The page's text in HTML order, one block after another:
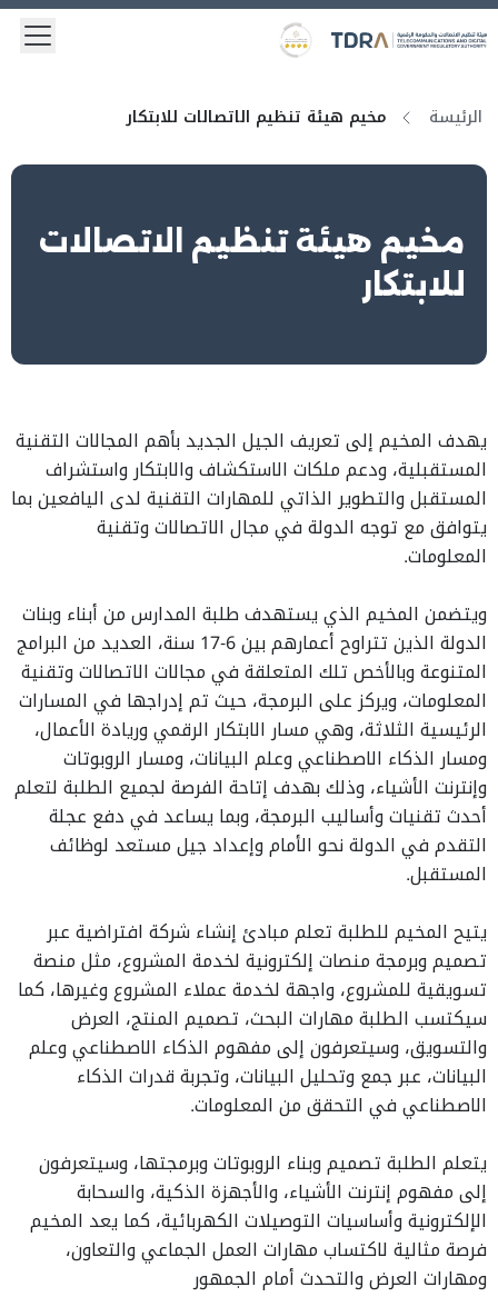
Logo
Gold star Logo
الرئيسة مخيم هيئة تنظيم الاتصالات للابتكار
مخيم هيئة تنظيم الاتصالات
للابتكار
يهدف المخيم إلى تعريف الجيل الجديد بأهم المجالات التقنية
المستقبلية، ودعم ملكات الاستكشاف والابتكار واستشراف
المستقبل والتطوير الذاتي للمهارات التقنية لدى اليافعين بما
يتوافق مع توجه الدولة في مجال الاتصالات وتقنية
المعلومات.
ويتضمن المخيم الذي يستهدف طلبة المدارس من أبناء وبنات
الدولة الذين تتراوح أعمارهم بين 6-17 سنة، العديد من البرامج
المتنوعة وبالأخص تلك المتعلقة في مجالات الاتصالات وتقنية
المعلومات، ويركز على البرمجة، حيث تم إدراجها في المسارات
الرئيسية الثلاثة، وهي مسار الابتكار الرقمي وريادة الأعمال،
ومسار الذكاء الاصطناعي وعلم البيانات، ومسار الروبوتات
وإنترنت الأشياء، وذلك بهدف إتاحة الفرصة لجميع الطلبة لتعلم
أحدث تقنيات وأساليب البرمجة، وبما يساعد في دفع عجلة
التقدم في الدولة نحو الأمام وإعداد جيل مستعد لوظائف
المستقبل.
يتيح المخيم للطلبة تعلم مبادئ إنشاء شركة افتراضية عبر
تصميم وبرمجة منصات إلكترونية لخدمة المشروع، مثل منصة
تسويقية للمشروع، واجهة لخدمة عملاء المشروع وغيرها، كما
سيكتسب الطلبة مهارات البحث، تصميم المنتج، العرض
والتسويق، وسيتعرفون إلى مفهوم الذكاء الاصطناعي وعلم
البيانات، عبر جمع وتحليل البيانات، وتجربة قدرات الذكاء
الاصطناعي في التحقق من المعلومات.
يتعلم الطلبة تصميم وبناء الروبوتات وبرمجتها، وسيتعرفون
إلى مفهوم إنترنت الأشياء، والأجهزة الذكية، والسحابة
الإلكترونية وأساسيات التوصيلات الكهربائية، كما يعد المخيم
فرصة مثالية لاكتساب مهارات العمل الجماعي والتعاون،
ومهارات العرض والتحدث أمام الجمهور